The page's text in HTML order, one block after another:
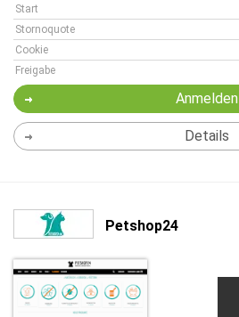
Start
Stornoquote
Cookie
Freigabe
Anmelden
Details
Petshop24